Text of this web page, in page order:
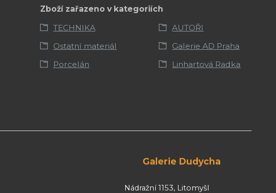
Zboží zařazeno v kategoriích
TECHNIKA
AUTOŘI
Ostatní materiál
Galerie AD Praha
Porcelán
Linhartová Radka
Galerie Dudycha
Nádražní 1153, Litomyšl